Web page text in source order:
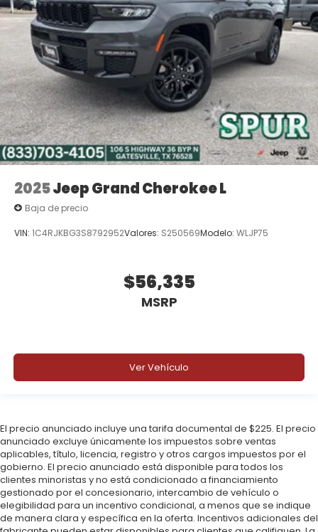
2025Jeep Grand Cherokee L
Baja de precio
VIN: 1C4RJKBG3S8792952Valores: S250569Modelo: WLJP75
$56,335
MSRP
Ver Vehículo
El precio anunciado incluye una tarifa documental de $225. El precio
anunciado excluye únicamente los impuestos sobre ventas
aplicables, título, licencia, registro y otros cargos impuestos por el
gobierno. El precio anunciado está disponible para todos los
clientes minoristas y no está condicionado a financiamiento
gestionado por el concesionario, intercambio de vehículo o
elegibilidad para un incentivo condicional, a menos que se indique
de manera clara y específica en la oferta. Incentivos adicionales del